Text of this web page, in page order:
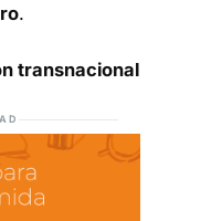
.
transnacional